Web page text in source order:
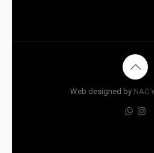
Web designed by NAC